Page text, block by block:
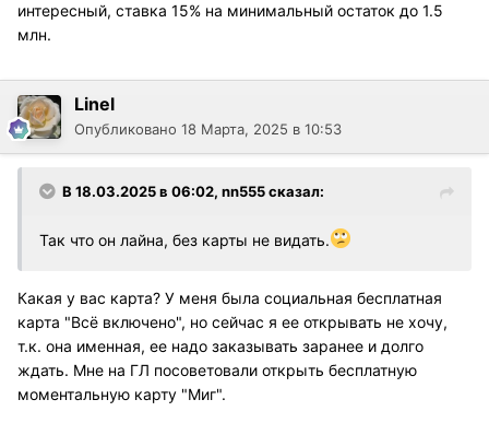
интересный, ставка 15% на минимальный остаток до 1.5
млн.
Linel
Опубликовано 18 Марта, 2025 в 10:53
В 18.03.2025 в 06:02, nn555сказал:
Так что он лайна, без карты не видать.
Какая у вас карта? У меня была социальная бесплатная
карта "Всё включено", но сейчас я ее открывать не хочу,
т.к. она именная, ее надо заказывать заранее и долго
ждать. Мне на ГЛ посоветовали открыть бесплатную
моментальную карту "Миг".